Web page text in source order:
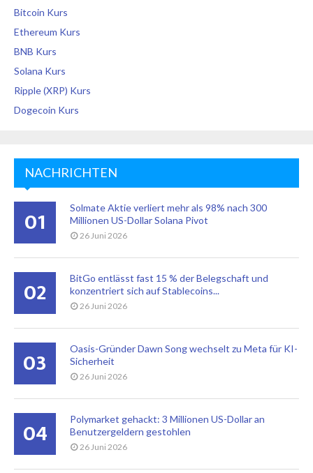
Bitcoin Kurs
Ethereum Kurs
BNB Kurs
Solana Kurs
Ripple (XRP) Kurs
Dogecoin Kurs
NACHRICHTEN
01
Solmate Aktie verliert mehr als 98% nach 300
Millionen US-Dollar Solana Pivot
26 Juni 2026
02
BitGo entlässt fast 15 % der Belegschaft und
konzentriert sich auf Stablecoins...
26 Juni 2026
03
Oasis-Gründer Dawn Song wechselt zu Meta für KI-
Sicherheit
26 Juni 2026
04
Polymarket gehackt: 3 Millionen US-Dollar an
Benutzergeldern gestohlen
26 Juni 2026